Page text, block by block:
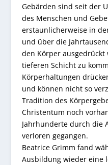
Gebärden sind seit der
des Menschen und
erstaunlicherweise in
und über die
den Körper
tieferen Schicht zu
Körperhaltungen
und können nicht so
Tradition des
Christentum noch
Jahrhunderte durch die
verloren gegangen.
Beatrice Grimm fand
Ausbildung wieder eine